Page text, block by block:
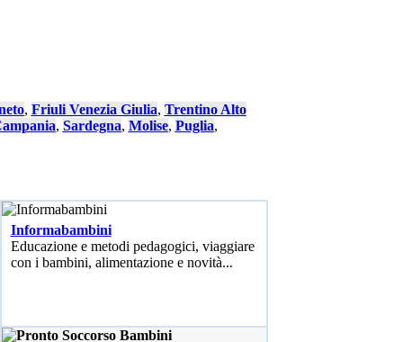
, Friuli Venezia Giulia, Trentino Alto
, Sardegna, Molise, Puglia,
Informabambini
Educazione e metodi pedagogici, viaggiare
con i bambini, alimentazione e novità...